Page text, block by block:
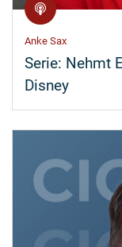
Anke Sax
Serie: Nehmt
Disney